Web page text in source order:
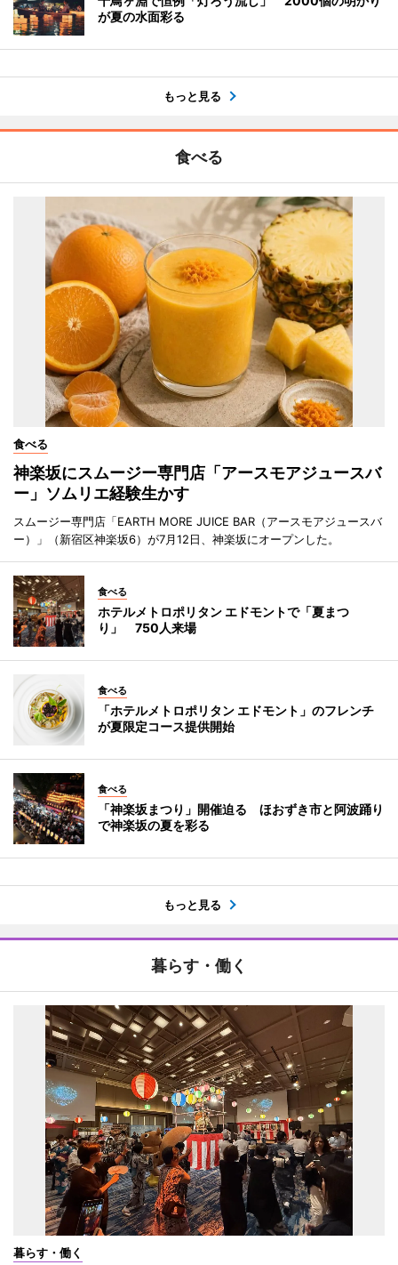
が夏の水面彩る
もっと見る
食べる
食べる
神楽坂にスムージー専門店「アースモアジュースバ
ー」ソムリエ経験生かす
スムージー専門店「EARTH MORE JUICE BAR（アースモアジュースバ
ー）」（新宿区神楽坂6）が7月12日、神楽坂にオープンした。
食べる
ホテルメトロポリタン エドモントで「夏まつ
り」 750人来場
食べる
「ホテルメトロポリタン エドモント」のフレンチ
が夏限定コース提供開始
食べる
「神楽坂まつり」開催迫る ほおずき市と阿波踊り
で神楽坂の夏を彩る
もっと見る
暮らす・働く
暮らす・働く